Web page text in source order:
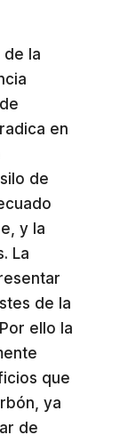
de la
en
de
y la
La
de la
ello la
que
ya
de